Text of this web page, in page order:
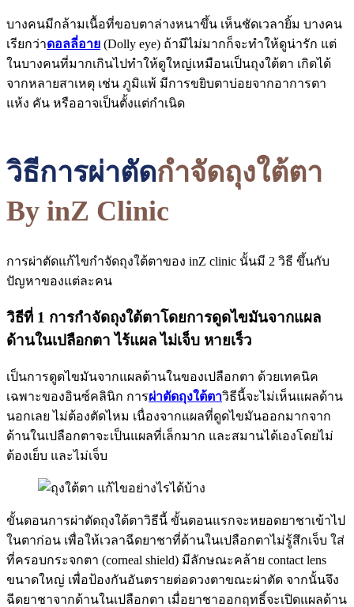
บางคนมีกล้ามเนื้อที่ขอบตาล่างหนาขึ้น เห็นชัดเวลายิ้ม บางคน
เรียกว่าดอลลี่อาย (Dolly eye) ถ้ามีไม่มากก็จะทำให้ดูน่ารัก แต่
ในบางคนที่มากเกินไปทำให้ดูใหญ่เหมือนเป็นถุงใต้ตา เกิดได้
จากหลายสาเหตุ เช่น ภูมิแพ้ มีการขยิบตาบ่อยจากอาการตา
แห้ง คัน หรืออาจเป็นตั้งแต่กำเนิด
วิธีการผ่าตัดกำจัดถุงใต้ตา
By inZ Clinic
การผ่าตัดแก้ไขกำจัดถุงใต้ตาของ inZ clinic นั้นมี 2 วิธี ขึ้นกับ
ปัญหาของแต่ละคน
วิธีที่ 1 การกำจัดถุงใต้ตาโดยการดูดไขมันจากแผล
ด้านในเปลือกตา ไร้แผล ไม่เจ็บ หายเร็ว
เป็นการดูดไขมันจากแผลด้านในของเปลือกตา ด้วยเทคนิค
เฉพาะของอินซ์คลินิก การผ่าตัดถุงใต้ตาวิธีนี้จะไม่เห็นแผลด้าน
นอกเลย ไม่ต้องตัดไหม เนื่องจากแผลที่ดูดไขมันออกมากจาก
ด้านในเปลือกตาจะเป็นแผลที่เล็กมาก และสมานได้เองโดยไม่
ต้องเย็บ และไม่เจ็บ
ขั้นตอนการผ่าตัดถุงใต้ตาวิธีนี้ ขั้นตอนแรกจะหยอดยาชาเข้าไป
ในตาก่อน เพื่อให้เวลาฉีดยาชาที่ด้านในเปลือกตาไม่รู้สึกเจ็บ ใส่
ที่ครอบกระจกตา (corneal shield) มีลักษณะคล้าย contact lens
ขนาดใหญ่ เพื่อป้องกันอันตรายต่อดวงตาขณะผ่าตัด จากนั้นจึง
ฉีดยาชาจากด้านในเปลือกตา เมื่อยาชาออกฤทธิ์จะเปิดแผลด้าน